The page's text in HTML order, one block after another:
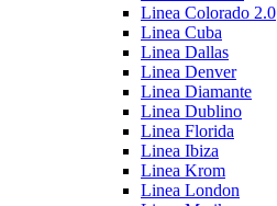
Linea Colorado 2.0
Linea Cuba
Linea Dallas
Linea Denver
Linea Diamante
Linea Dublino
Linea Florida
Linea Ibiza
Linea Krom
Linea London